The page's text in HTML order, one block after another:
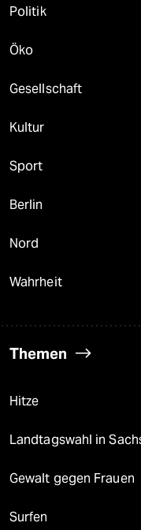
Politik
Öko
Gesellschaft
Kultur
Sport
Berlin
Nord
Wahrheit
Themen
Hitze
Landtagswahl in
Gewalt gegen Frauen
Surfen